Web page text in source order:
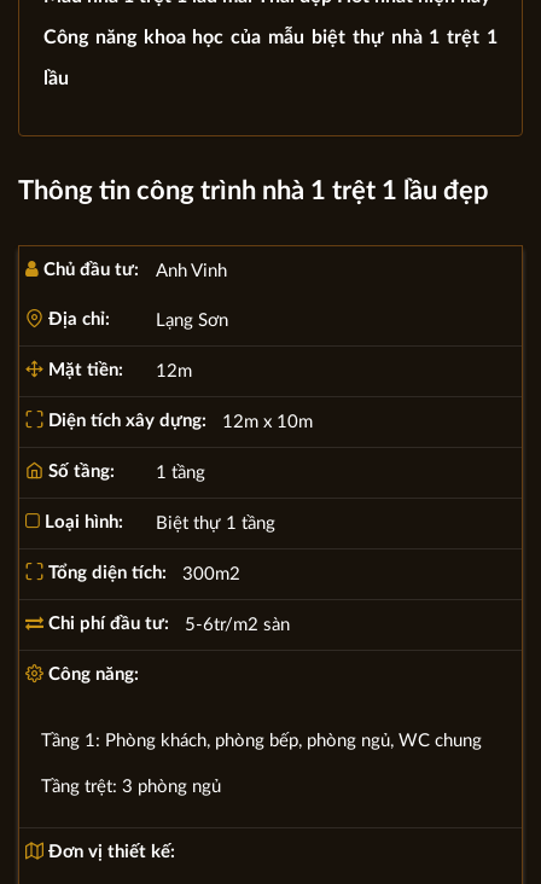
Công năng khoa học của mẫu biệt thự nhà 1 trệt 1
lầu
Thông tin công trình nhà 1 trệt 1 lầu đẹp
Chủ đầu tư: Anh Vinh
Địa chỉ: Lạng Sơn
Mặt tiền: 12m
Diện tích xây dựng: 12m x 10m
Số tầng: 1 tầng
Loại hình: Biệt thự 1 tầng
Tổng diện tích: 300m2
Chi phí đầu tư: 5-6tr/m2 sàn
Công năng:
Tầng 1: Phòng khách, phòng bếp, phòng ngủ, WC chung
Tầng trệt: 3 phòng ngủ
Đơn vị thiết kế: